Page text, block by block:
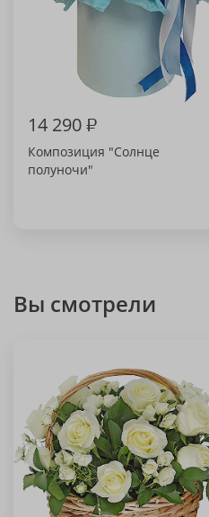
14 290₽
Композиция "Солнце
полуночи"
Вы смотрели